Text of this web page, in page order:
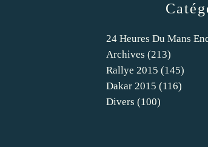
24 Heures Du Mans
Archives (213)
Rallye 2015 (145)
Dakar 2015 (116)
Divers (100)